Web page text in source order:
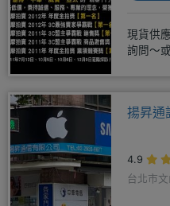
現貨供
詢問～
揚昇通
4.9
台北市